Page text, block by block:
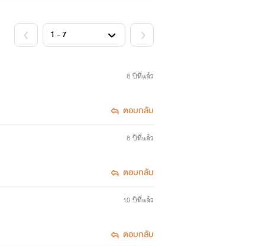
8 ปีที่แล้ว
ตอบกลับ
8 ปีที่แล้ว
ตอบกลับ
10 ปีที่แล้ว
ตอบกลับ